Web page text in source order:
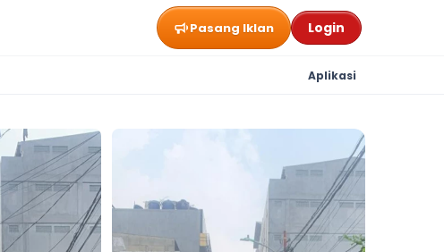
Pasang Iklan Login
Aplikasi